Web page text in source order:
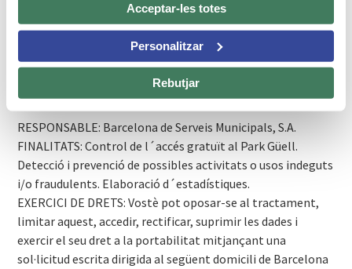
Acceptar-les totes
Personalitzar
Rebutjar
Informació bàsica sobre protecció de dades
RESPONSABLE: Barcelona de Serveis Municipals, S.A.
FINALITATS: Control de l´accés gratuït al Park Güell.
Detecció i prevenció de possibles activitats o usos indeguts
i/o fraudulents. Elaboració d´estadístiques.
EXERCICI DE DRETS: Vostè pot oposar-se al tractament,
limitar aquest, accedir, rectificar, suprimir les dades i
exercir el seu dret a la portabilitat mitjançant una
sol·licitud escrita dirigida al següent domicili de Barcelona